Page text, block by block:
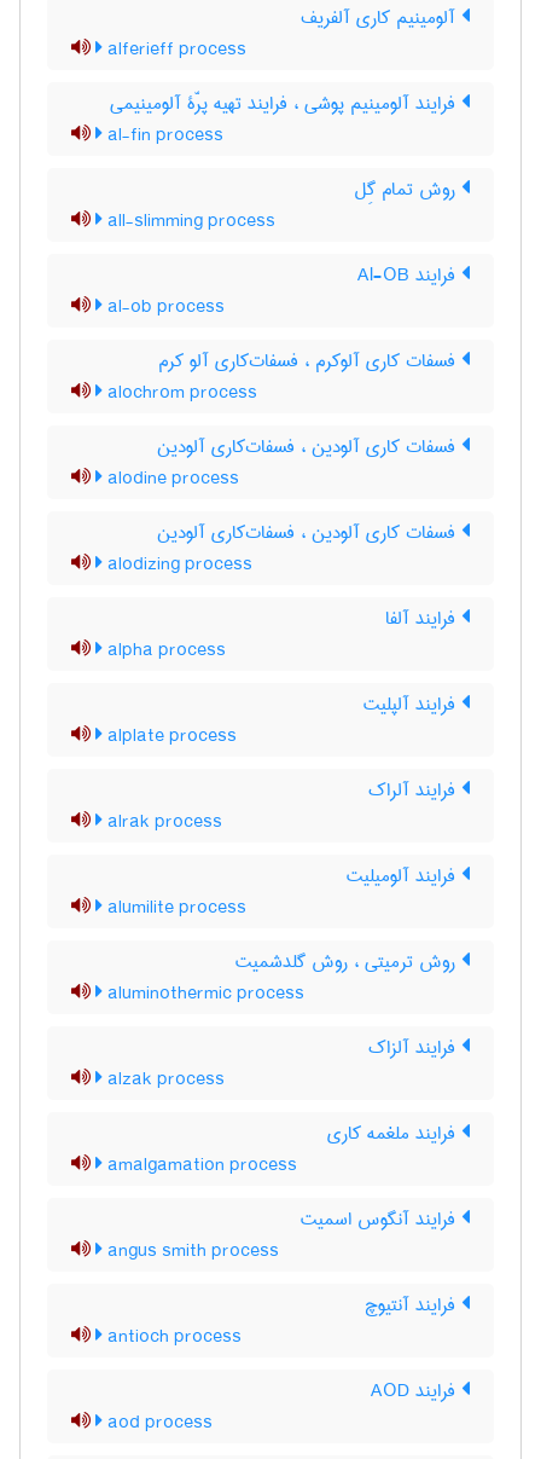
آلومینیم کاری آلفریف
alferieff process
فرایند آلومینیم پوشی ، فرایند تهیه پرّۀ آلومینیمی
al-fin process
روش تمام گِل
all-slimming process
فرایند Al-OB
al-ob process
فسفات کاری آلوکرم ، فسفات‌کاری آلو کرم
alochrom process
فسفات کاری آلودین ، فسفات‌کاری آلودین
alodine process
فسفات کاری آلودین ، فسفات‌کاری آلودین
alodizing process
فرایند آلفا
alpha process
فرایند آلپلیت
alplate process
فرایند آلراک
alrak process
فرایند آلومیلیت
alumilite process
روش ترمیتی ، روش گلدشمیت
aluminothermic process
فرایند آلزاک
alzak process
فرایند ملغمه کاری
amalgamation process
فرایند آنگوس اسمیت
angus smith process
فرایند آنتیوچ
antioch process
فرایند AOD
aod process